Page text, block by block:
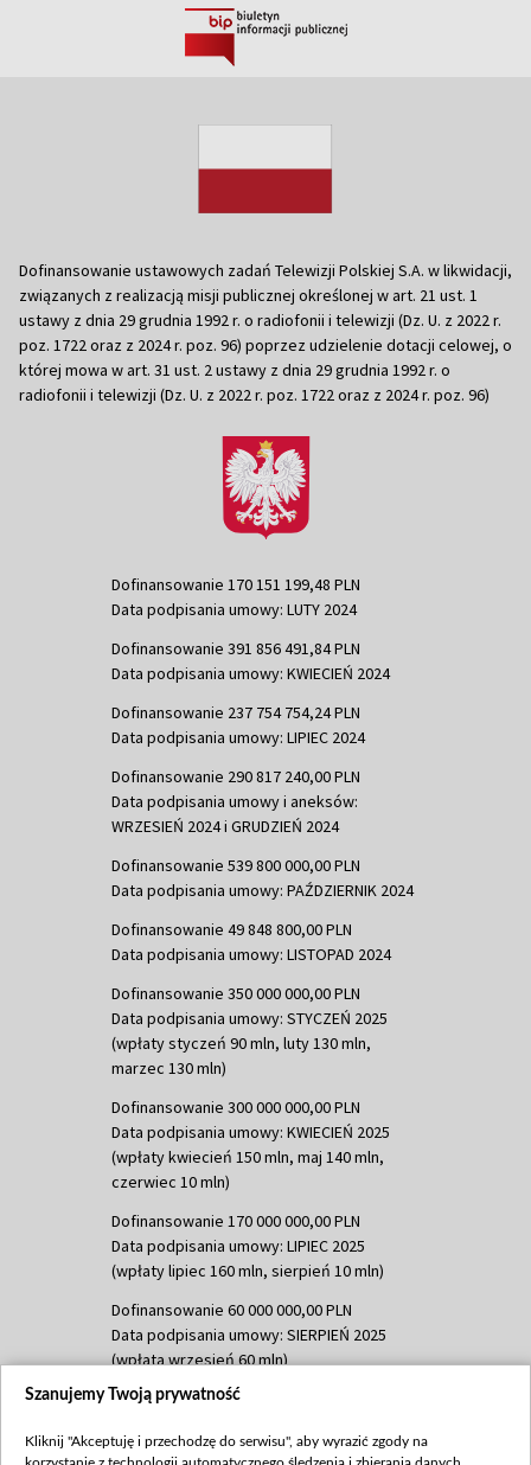
Dofinansowanie ustawowych zadań Telewizji Polskiej S.A. w likwidacji,
związanych z realizacją misji publicznej określonej w art. 21 ust. 1
ustawy z dnia 29 grudnia 1992 r. o radiofonii i telewizji (Dz. U. z 2022 r.
poz. 1722 oraz z 2024 r. poz. 96) poprzez udzielenie dotacji celowej, o
której mowa w art. 31 ust. 2 ustawy z dnia 29 grudnia 1992 r. o
radiofonii i telewizji (Dz. U. z 2022 r. poz. 1722 oraz z 2024 r. poz. 96)
Dofinansowanie 170 151 199,48 PLN
Data podpisania umowy: LUTY 2024
Dofinansowanie 391 856 491,84 PLN
Data podpisania umowy: KWIECIEŃ 2024
Dofinansowanie 237 754 754,24 PLN
Data podpisania umowy: LIPIEC 2024
Dofinansowanie 290 817 240,00 PLN
Data podpisania umowy i aneksów:
WRZESIEŃ 2024 i GRUDZIEŃ 2024
Dofinansowanie 539 800 000,00 PLN
Data podpisania umowy: PAŹDZIERNIK 2024
Dofinansowanie 49 848 800,00 PLN
Data podpisania umowy: LISTOPAD 2024
Dofinansowanie 350 000 000,00 PLN
Data podpisania umowy: STYCZEŃ 2025
(wpłaty styczeń 90 mln, luty 130 mln,
marzec 130 mln)
Dofinansowanie 300 000 000,00 PLN
Data podpisania umowy: KWIECIEŃ 2025
(wpłaty kwiecień 150 mln, maj 140 mln,
czerwiec 10 mln)
Dofinansowanie 170 000 000,00 PLN
Data podpisania umowy: LIPIEC 2025
(wpłaty lipiec 160 mln, sierpień 10 mln)
Dofinansowanie 60 000 000,00 PLN
Data podpisania umowy: SIERPIEŃ 2025
(wpłata wrzesień 60 mln)
Dofinansowanie 635 783 051,21 PLN
(wpłata wrzesień 100 mln, październik 350
Szanujemy Twoją prywatność
Kliknij "Akceptuję i przechodzę do serwisu", aby wyrazić zgody na